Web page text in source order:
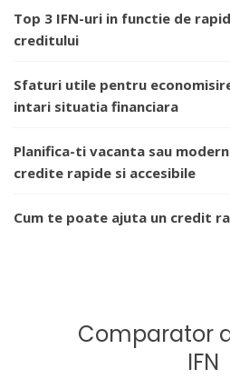
Top 3 IFN-uri in functie de
creditului
Sfaturi utile pentru
intari situatia financiara
Planifica-ti vacanta sau
credite rapide si accesibile
Cum te poate ajuta un credit
Comparator
IFN